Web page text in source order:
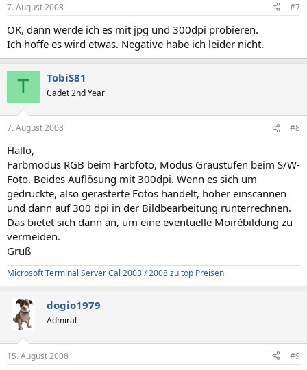
7. August 2008 #7
OK, dann werde ich es mit jpg und 300dpi probieren.
Ich hoffe es wird etwas. Negative habe ich leider nicht.
T TobiS81
Cadet 2nd Year
7. August 2008 #8
Hallo,
Farbmodus RGB beim Farbfoto, Modus Graustufen beim S/W-
Foto. Beides Auflösung mit 300dpi. Wenn es sich um
gedruckte, also gerasterte Fotos handelt, höher einscannen
und dann auf 300 dpi in der Bildbearbeitung runterrechnen.
Das bietet sich dann an, um eine eventuelle Moirébildung zu
vermeiden.
Gruß
Microsoft Terminal Server Cal 2003 / 2008 zu top Preisen
dogio1979
Admiral
15. August 2008 #9